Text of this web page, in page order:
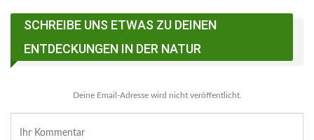
Facebook Messenger
SCHREIBE UNS ETWAS ZU DEINEN
ENTDECKUNGEN IN DER NATUR
Deine Email-Adresse wird nicht veröffentlicht.